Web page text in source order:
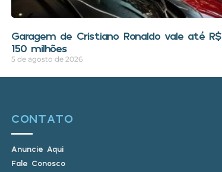
Garagem de Cristiano Ronaldo vale até R$
150 milhões
5 de agosto de 2026
CONTATO
Anuncie Aqui
Fale Conosco